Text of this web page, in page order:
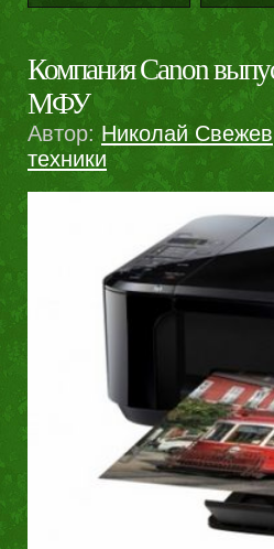
Компания Canon
МФУ
Автор:Николай Свежев
техники